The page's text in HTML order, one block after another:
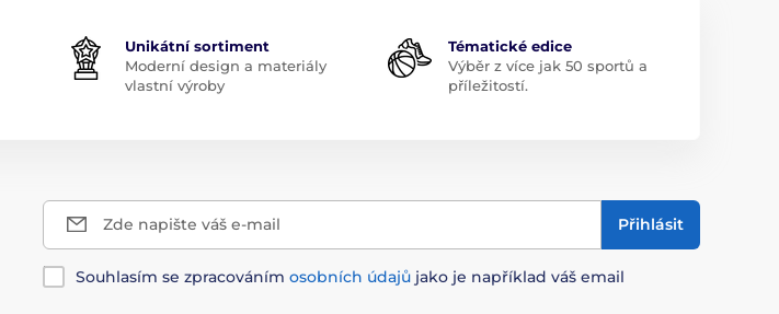
Unikátní sortiment
Moderní design a materiály
vlastní výroby
Tématické edice
Výběr z více jak 50 sportů a
příležitostí.
Zde napište váš e-mail Přihlásit
Souhlasím se zpracováním osobních údajů jako je například váš email